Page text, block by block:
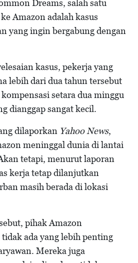
Dreams, salah satu
Amazon adalah kasus
yang ingin bergabung dengan
kasus, pekerja yang
lebih dari dua tahun tersebut
setara dua minggu
dianggap sangat kecil.
dilaporkan Yahoo News,
meninggal dunia di lantai
tetapi, menurut laporan
kerja tetap dilanjutkan
masih berada di lokasi
pihak Amazon
ada yang lebih penting
Mereka juga